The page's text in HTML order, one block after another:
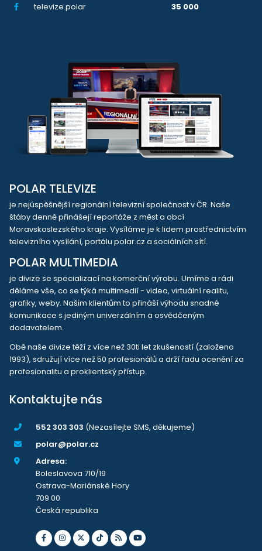
televize.polar
35 000
POLAR TELEVIZE
je nejúspěšnější regionální televizní společnost v ČR. Naše
štáby denně přinášejí reportáže z měst a obcí
Moravskoslezského kraje. Vysíláme je k lidem prostřednictvím
televizního vysílání, portálu polar.cz a sociálních sítí.
POLAR MULTIMEDIA
je divize se specializací na komerční výrobu. Umíme a rádi
děláme vše, co se týká multimedií - videa, virtuální realitu,
grafiky, weby. Našim klientům to přináší výhodu snadné
komunikace s jediným univerzálním a osvědčeným
dodavatelem.
Obě naše divize těží z více než 30ti let zkušeností (založeno
1993), sdružují více než 50 profesionálů a drží řadu ocenění za
profesionalitu a proklientský přístup.
Kontaktujte nás
552 303 303 (Nezasílejte SMS, děkujeme)
polar@polar.cz
Adresa:
Boleslavova 710/19
Ostrava-Mariánské Hory
709 00
Česká republika